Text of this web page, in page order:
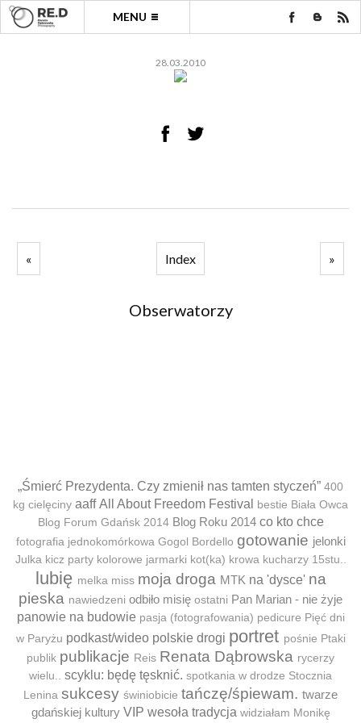
MENU
28.03.2010
« Index »
Obserwatorzy
„Śmierć Prezydenta. Czy zmienił nas tamten styczeń” 400
kg cielęciny aaff All About Freedom Festival bestie Biała Owca
Blog Forum Gdańsk 2014 Blog Roku 2014 co kto chce
fotografia jednokomórkowa Gogol Bordello gotowanie jelonki
Julka kicz party kolorowe jarmarki kot(ka) krowa kucharzy 15stu..
lubię melka miss moja droga MTK na 'dysce' na
pieska nawiedzeni odbiło misię ostatni Pan Marian - nie żyje
panowie na budowie pasja (fotografowania) pedicure Pięć dni
w Paryżu podkast/wideo polskie drogi portret pośnie Ptaki
publik publikacje Reis Renata Dąbrowska rycerzy
wielu.. scyklu: będę tęsknić. spotkania w drodze Stocznia
Lenina sukcesy świniobicie tańczę/śpiewam. twarze
gdańskiej kultury VIP wesoła tradycja widziałam Monikę